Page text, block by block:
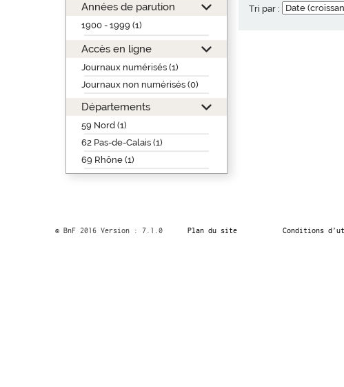
Années de parution
1900 - 1999 (1)
Accès en ligne
Journaux numérisés (1)
Journaux non numérisés (0)
Départements
59 Nord (1)
62 Pas-de-Calais (1)
69 Rhône (1)
Tri par :
© BnF 2016 Version : 7.1.0 Plan du site Conditions